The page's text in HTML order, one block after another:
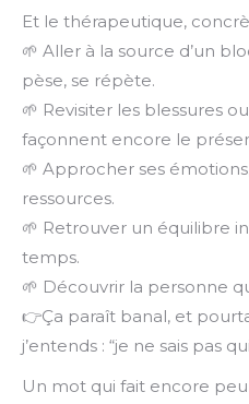
Et le thérapeutique,
🌱 Aller à la source d’un
pèse, se répète.
🌱 Revisiter les blessures
façonnent encore le
🌱 Approcher ses
ressources.
🌱 Retrouver un équilibre
temps.
🌱 Découvrir la personne
👉Ça paraît banal, et
j’entends : “je ne sais pas
Un mot qui fait encore